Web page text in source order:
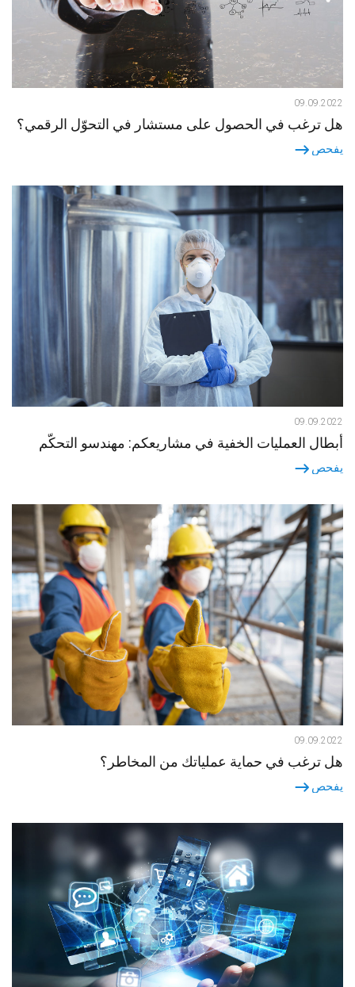
09.09.2022
هل ترغب في الحصول على مستشار في التحوّل الرقمي؟
يفحص
09.09.2022
أبطال العمليات الخفية في مشاريعكم: مهندسو التحكّم
يفحص
09.09.2022
هل ترغب في حماية عملياتك من المخاطر؟
يفحص